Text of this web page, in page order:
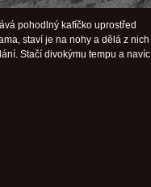
pohodlný kafíčko uprostřed
staví je na nohy a dělá z nich
Stačí divokýmu tempu a navíc